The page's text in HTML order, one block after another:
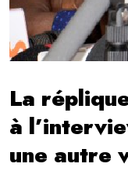
La
à
une autre